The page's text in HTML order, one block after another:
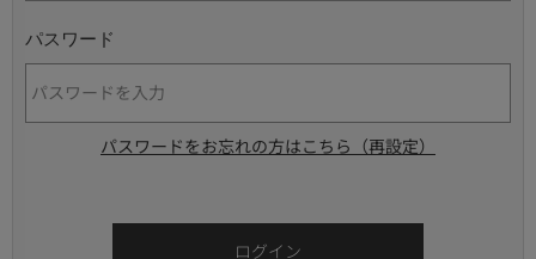
パスワード
パスワードをお忘れの方はこちら（再設定）